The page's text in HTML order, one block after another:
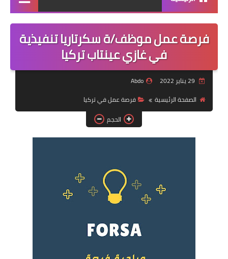
القائمة
مناقصات
فرص عمل داخل سوريا
فرص عمل في العراق
فرص عمل في اليمن
دورات تدريبية
فرصة عمل موظف/ة سكرتاريا تنفيذية
في غازي عينتاب تركيا
Abdo
الصفحة الرئيسية
فرصة عمل في تركيا
الحجم